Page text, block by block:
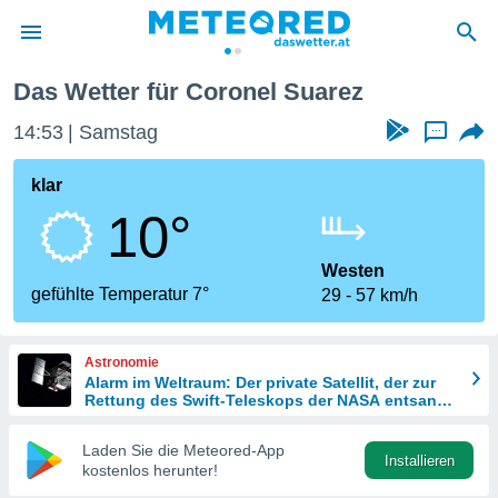
wurde
dass
sind.
diese
Das Wetter für Coronel Suarez
14:53 Samstag ...
klar
10°
gefühlte Temperatur 7°
Westen
29
57 km/h
Astronomie
Alarm im Weltraum: Der private Satellit, der zur
Rettung des Swift-Teleskops der NASA entsandt
Laden Sie die Meteored-App
kostenlos herunter!
Installieren